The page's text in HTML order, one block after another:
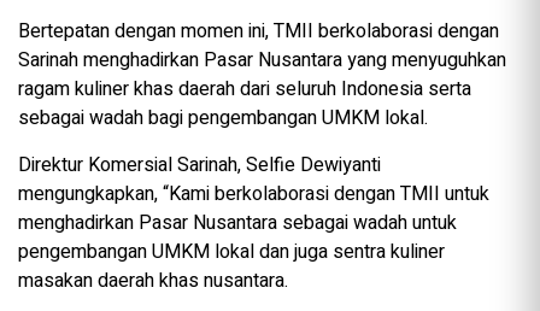
Bertepatan dengan momen ini, TMII berkolaborasi dengan
Sarinah menghadirkan Pasar Nusantara yang menyuguhkan
ragam kuliner khas daerah dari seluruh Indonesia serta
sebagai wadah bagi pengembangan UMKM lokal.
Direktur Komersial Sarinah, Selfie Dewiyanti
mengungkapkan, “Kami berkolaborasi dengan TMII untuk
menghadirkan Pasar Nusantara sebagai wadah untuk
pengembangan UMKM lokal dan juga sentra kuliner
masakan daerah khas nusantara.